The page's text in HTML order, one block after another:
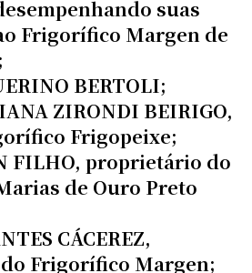
suas
Frigorífico Margen de
BERTOLI;
ZIRONDI BEIRIGO,
Frigopeixe;
FILHO, proprietário do
de Ouro Preto
CÁCEREZ,
Frigorífico Margen;